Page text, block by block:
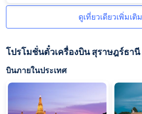
ดูเที่ยวเดียวเพิ่มเติม
โปรโมชั่นตั๋วเครื่องบิน สุราษฎร์ธานี
บินภายในประเทศ